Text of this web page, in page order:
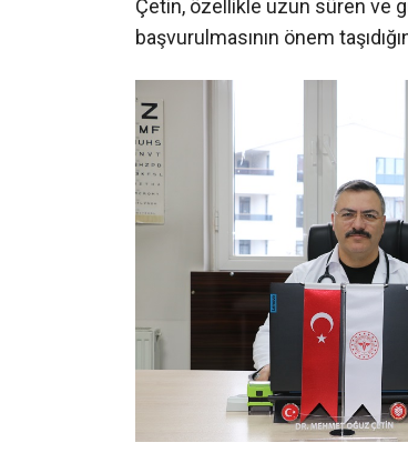
Çetin, özellikle uzun süren ve
başvurulmasının önem